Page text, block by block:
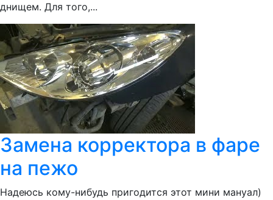
днищем. Для того,...
Замена корректора в фаре
на пежо
Надеюсь кому-нибудь пригодится этот мини мануал)